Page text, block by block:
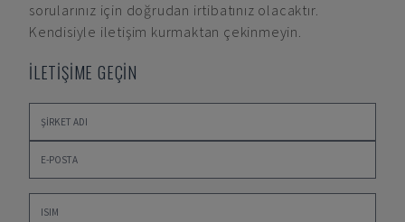
sorularınız için doğrudan irtibatınız olacaktır.
Kendisiyle iletişim kurmaktan çekinmeyin.
İLETİŞİME GEÇİN